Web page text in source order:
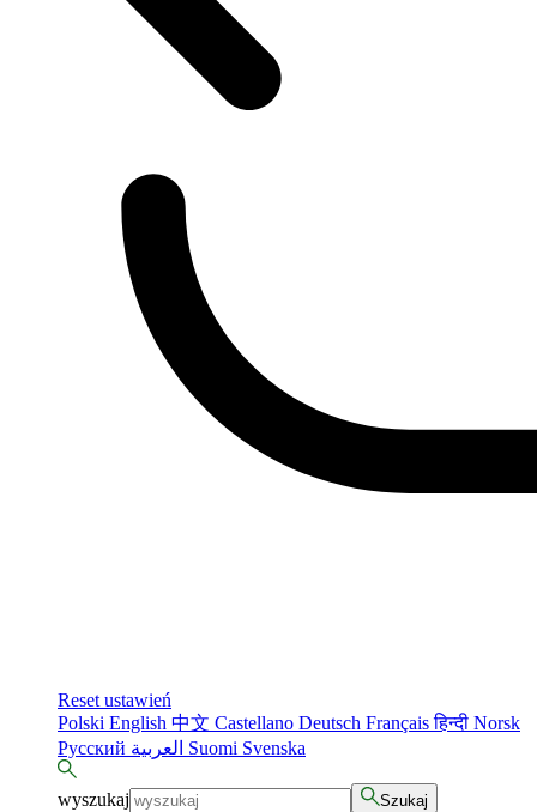
Reset ustawień
Polski English 中文 Castellano Deutsch Françaisहिन्दी Norsk
Русский
Suomi Svenska
wyszukaj Szukaj